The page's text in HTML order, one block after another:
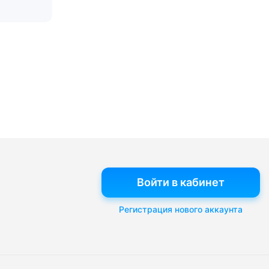
Войти в кабинет
Регистрация нового аккаунта